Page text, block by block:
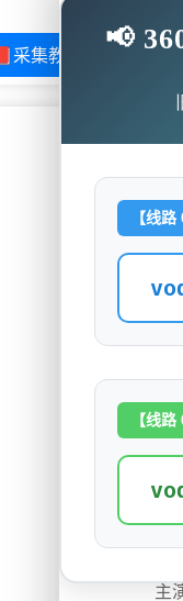
📕采集教程 🗨求
别
是
类
语
标
导
主
📢
【线路
【线路